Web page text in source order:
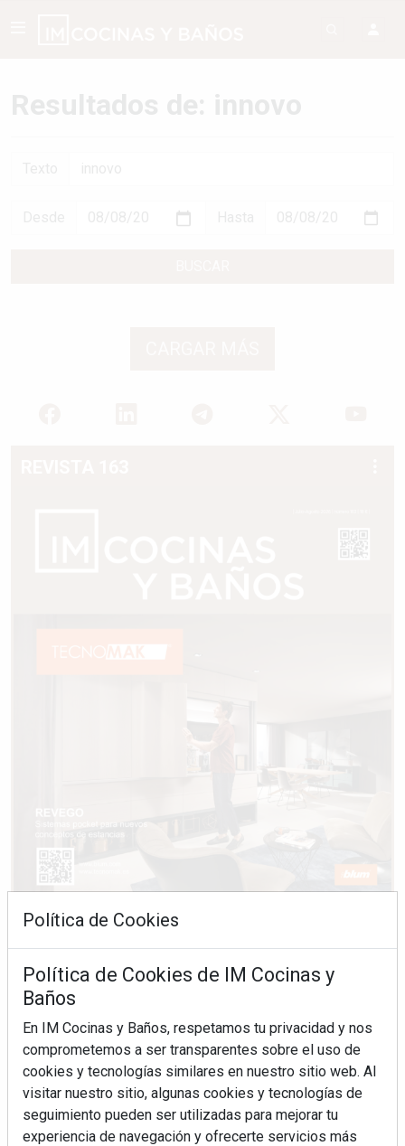
Política de Cookies
Política de Cookies de IM Cocinas y
Baños
En IM Cocinas y Baños, respetamos tu privacidad y nos
comprometemos a ser transparentes sobre el uso de
cookies y tecnologías similares en nuestro sitio web. Al
visitar nuestro sitio, algunas cookies y tecnologías de
seguimiento pueden ser utilizadas para mejorar tu
experiencia de navegación y ofrecerte servicios más